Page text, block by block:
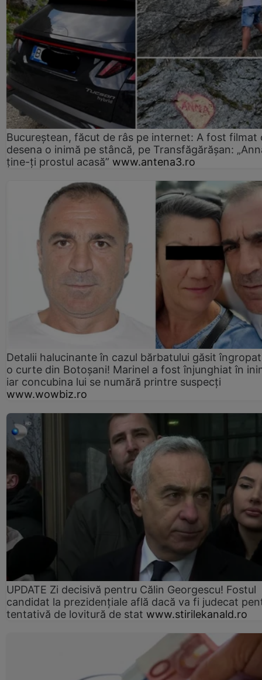
Bucureștean, făcut de râs pe internet: A fost filmat
desena o inimă pe stâncă, pe Transfăgărășan:
ține-ți prostul acasă” www.antena3.ro
Detalii halucinante în cazul bărbatului găsit
o curte din Botoșani! Marinel a fost înjunghiat în
iar concubina lui se numără printre suspecți
www.wowbiz.ro
UPDATE Zi decisivă pentru Călin Georgescu! Fostul
candidat la prezidențiale află dacă va fi judecat
tentativă de lovitură de stat www.stirilekanald.ro